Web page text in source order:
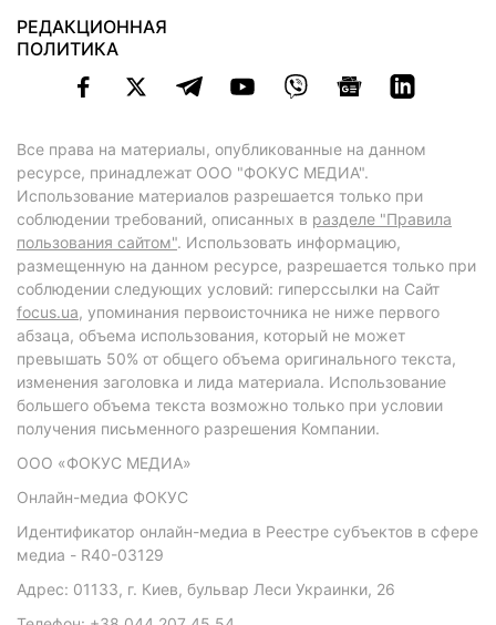
РЕДАКЦИОННАЯ
ПОЛИТИКА
Все права на материалы, опубликованные на данном
ресурсе, принадлежат ООО "ФОКУС МЕДИА".
Использование материалов разрешается только при
соблюдении требований, описанных в разделе "Правила
пользования сайтом". Использовать информацию,
размещенную на данном ресурсе, разрешается только при
соблюдении следующих условий: гиперссылки на Сайт
focus.ua, упоминания первоисточника не ниже первого
абзаца, объема использования, который не может
превышать 50% от общего объема оригинального текста,
изменения заголовка и лида материала. Использование
большего объема текста возможно только при условии
получения письменного разрешения Компании.
ООО «ФОКУС МЕДИА»
Онлайн-медиа ФОКУС
Идентификатор онлайн-медиа в Реестре субъектов в сфере
медиа - R40-03129
Адрес: 01133, г. Киев, бульвар Леси Украинки, 26